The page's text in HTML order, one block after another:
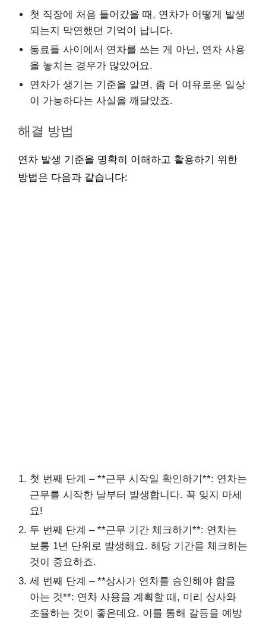
첫 직장에 처음 들어갔을 때, 연차가 어떻게 발생
되는지 막연했던 기억이 납니다.
동료들 사이에서 연차를 쓰는 게 아닌, 연차 사용
을 놓치는 경우가 많았어요.
연차가 생기는 기준을 알면, 좀 더 여유로운 일상
이 가능하다는 사실을 깨달았죠.
해결 방법
연차 발생 기준을 명확히 이해하고 활용하기 위한
방법은 다음과 같습니다:
첫 번째 단계 – **근무 시작일 확인하기**: 연차는
근무를 시작한 날부터 발생합니다. 꼭 잊지 마세
요!
두 번째 단계 – **근무 기간 체크하기**: 연차는
보통 1년 단위로 발생해요. 해당 기간을 체크하는
것이 중요하죠.
세 번째 단계 – **상사가 연차를 승인해야 함을
아는 것**: 연차 사용을 계획할 때, 미리 상사와
조율하는 것이 좋은데요. 이를 통해 갈등을 예방